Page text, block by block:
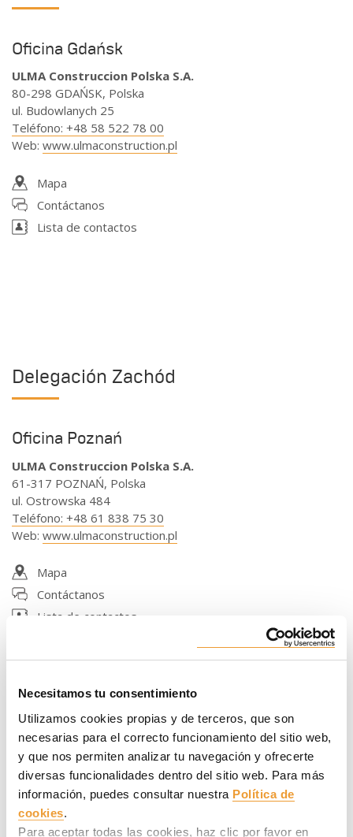
Necesitamos tu consentimiento
Utilizamos cookies propias y de terceros, que son
necesarias para el correcto funcionamiento del sitio web,
y que nos permiten analizar tu navegación y ofrecerte
diversas funcionalidades dentro del sitio web. Para más
información, puedes consultar nuestra Política de
cookies.
Para aceptar todas las cookies, haz clic por favor en
Oficina Gdańsk
ULMA Construccion Polska S.A.
80-298 GDAŃSK, Polska
ul. Budowlanych 25
Teléfono: +48 58 522 78 00
Web: www.ulmaconstruction.pl
Mapa
Contáctanos
Lista de contactos
Delegación Zachód
Oficina Poznań
ULMA Construccion Polska S.A.
61-317 POZNAŃ, Polska
ul. Ostrowska 484
Teléfono: +48 61 838 75 30
Web: www.ulmaconstruction.pl
Mapa
Contáctanos
Lista de contactos
Oficina Szczecin
ULMA Construccion Polska S.A.
71-637 SZCZECIN
ul. Firlika 41
Teléfono:+48 91 485 77 30
Web:www.ulmaconstruction.pl